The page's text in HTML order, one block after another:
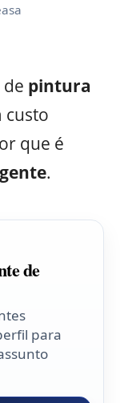
pintura
custo
que é
.
de
para